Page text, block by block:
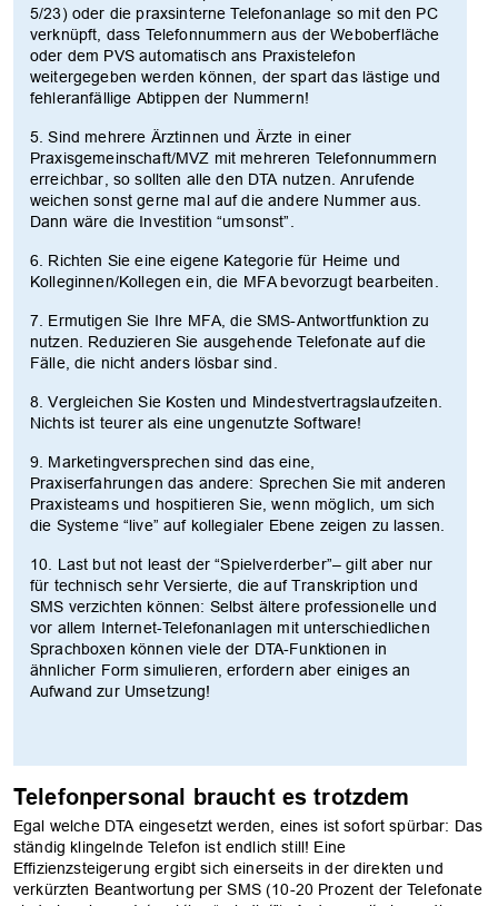
5/23) oder die praxsinterne Telefonanlage so mit den PC
verknüpft, dass Telefonnummern aus der Weboberfläche
oder dem PVS automatisch ans Praxistelefon
weitergegeben werden können, der spart das lästige und
fehleranfällige Abtippen der Nummern!
5. Sind mehrere Ärztinnen und Ärzte in einer
Praxisgemeinschaft/MVZ mit mehreren Telefonnummern
erreichbar, so sollten alle den DTA nutzen. Anrufende
weichen sonst gerne mal auf die andere Nummer aus.
Dann wäre die Investition “umsonst”.
6. Richten Sie eine eigene Kategorie für Heime und
Kolleginnen/Kollegen ein, die MFA bevorzugt bearbeiten.
7. Ermutigen Sie Ihre MFA, die SMS-Antwortfunktion zu
nutzen. Reduzieren Sie ausgehende Telefonate auf die
Fälle, die nicht anders lösbar sind.
8. Vergleichen Sie Kosten und Mindestvertragslaufzeiten.
Nichts ist teurer als eine ungenutzte Software!
9. Marketingversprechen sind das eine,
Praxiserfahrungen das andere: Sprechen Sie mit anderen
Praxisteams und hospitieren Sie, wenn möglich, um sich
die Systeme “live” auf kollegialer Ebene zeigen zu lassen.
10. Last but not least der “Spielverderber”– gilt aber nur
für technisch sehr Versierte, die auf Transkription und
SMS verzichten können: Selbst ältere professionelle und
vor allem Internet-Telefonanlagen mit unterschiedlichen
Sprachboxen können viele der DTA-Funktionen in
ähnlicher Form simulieren, erfordern aber einiges an
Aufwand zur Umsetzung!
Telefonpersonal braucht es trotzdem
Egal welche DTA eingesetzt werden, eines ist sofort spürbar: Das
ständig klingelnde Telefon ist endlich still! Eine
Effizienzsteigerung ergibt sich einerseits in der direkten und
verkürzten Beantwortung per SMS (10-20 Prozent der Telefonate